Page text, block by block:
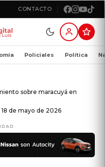
CONTACTO
Policiales Política
sobre maracuyá en
de mayo de 2026